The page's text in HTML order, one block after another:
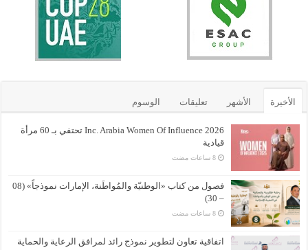
الأخيرة الأشهر تعليقات الوسوم
Inc. Arabia Women Of Influence 2026 تحتفي بـ 60 مرأة
قيادية
فصول من كتاب «الوطنيّة والمُواطَنة، الإمارات نموذجاً» (08
– 30)
اتفاقية تعاون لتطوير نموذج رائد لمرافق الرعاية والحماية